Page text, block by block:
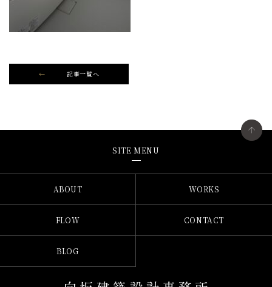
記事一覧へ
SITE MENU
ABOUT WORKS
FLOW CONTACT
BLOG